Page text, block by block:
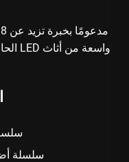
واسعة من أثاث LED الحاصل على شهادات CE وRoHS وFCC.
سلسلة